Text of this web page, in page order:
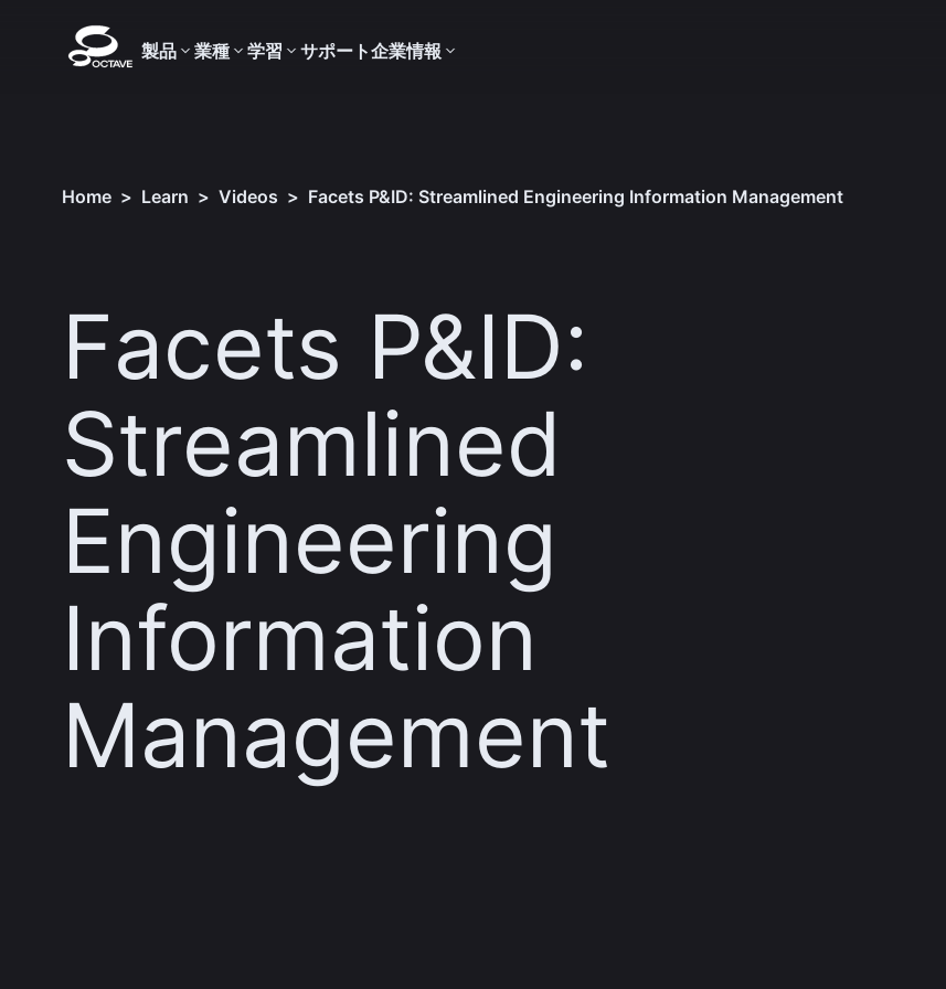
製品 業種 学習 サポート企業情報
Home > Learn > Videos > Facets P&ID: Streamlined Engineering Information Management
Facets P&ID:
Streamlined
Engineering
Information
Management